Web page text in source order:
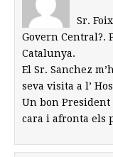
Sr.
Govern Central?.
Catalunya.
El Sr. Sanchez
seva visita a l’
Un bon President
cara i afronta els